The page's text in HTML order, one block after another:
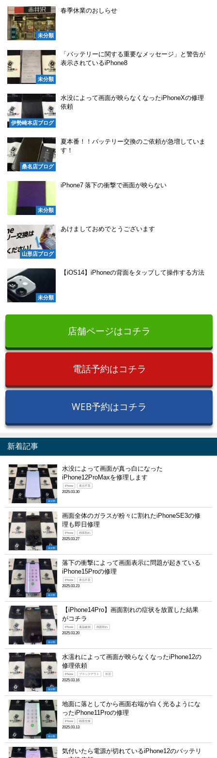
未分類
春季休業のおしらせ
未分類
「バッテリーに関する重要なメッセージ」と警告が
表示されているiPhone8
伊勢崎本店ブログ
水没によって画面が映らなくなったiPhoneXの修理
依頼
桑名店ブログ
夏本番！！バッテリー交換のご依頼が急増していま
す！
未分類
iPhone7 落下の衝撃で画面が映らない
山形店ブログ
あけましておめでとうございます
未分類
【iOS14】iPhoneの背面をタップして操作する方法
店舗ページはコチラ
電話予約はコチラ
WEB予約はコチラ
新着記事
未分類
水没によって画面が真っ白になった
iPhone12ProMaxを修理します
iPhone 表示不良
2025.03.30
未分類
画面全体のガラスが粉々に割れたiPhoneSE3の修
理も即日修理
iPhone 画面割れ
2025.03.27
未分類
落下の衝撃によって画面表示に問題が起きている
iPhone15Proの修理
iPhone 表示不良
2025.03.23
未分類
【iPhone14Pro】画面割れの症状を放置した結果
がコチラ
iPhone 液晶破損 画面割れ
2025.03.20
未分類
水濡れによって画面が映らなくなったiPhone12の
修理依頼
iPhone ブラックアウト 水没
2025.03.16
未分類
地面に落としてから画面右端が白く光るようにな
ったiPhone11Proの修理
iPhone 画面交換
2025.03.13
気付いたら電源が切れているiPhone12のバッテリ